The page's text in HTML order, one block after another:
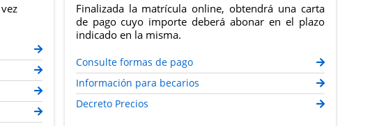
Finalizada la matrícula online, obtendrá una carta
de pago cuyo importe deberá abonar en el plazo
indicado en la misma.
Consulte formas de pago
Información para becarios
Decreto Precios